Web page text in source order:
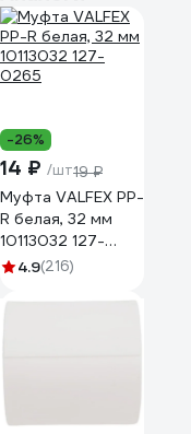
-26%
14 ₽ /шт19 ₽
Муфта VALFEX PP-
R белая, 32 мм
10113032 127-
0265
4.9(216)